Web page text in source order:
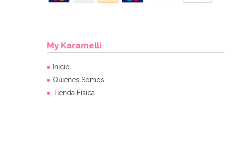
My Karamelli
Inicio
Quiénes Somos
Tienda Física